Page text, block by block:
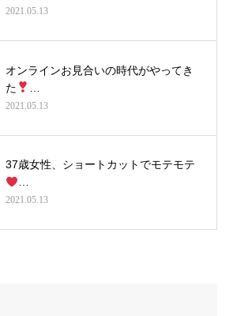
2021.05.13
オンラインお見合いの時代がやってき
た
2021.05.13
37歳女性、ショートカットでモテモテ
2021.05.13